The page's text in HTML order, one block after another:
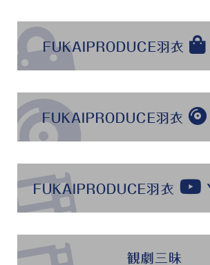
FUKAIPRODUCE羽衣
FUKAIPRODUCE羽衣
FUKAIPRODUCE羽衣
観劇三昧